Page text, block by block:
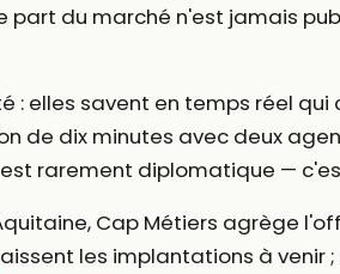
part du marché n'est jamais
elles savent en temps réel qui
de dix minutes avec deux
est rarement diplomatique —
Cap Métiers agrège
les implantations à venir